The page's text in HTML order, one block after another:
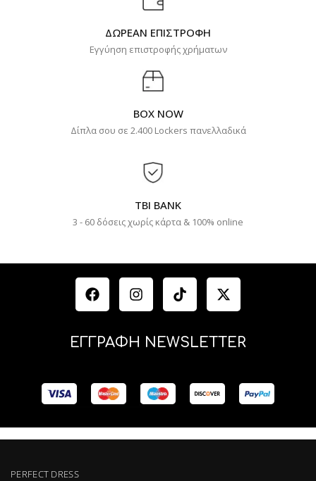
ΔΩΡΕΑΝ ΕΠΙΣΤΡΟΦΗ
Εγγύηση επιστροφής χρήματων
BOX NOW
Δίπλα σου σε 2.400 Lockers πανελλαδικά
TBI BANK
3 - 60 δόσεις χωρίς κάρτα & 100% online
ΕΓΓΡΑΦΗ NEWSLETTER
PERFECT DRESS